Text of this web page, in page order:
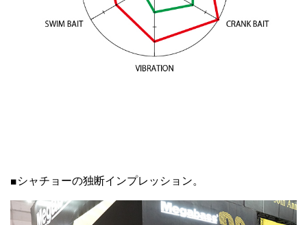
■シャチョーの独断インプレッション。